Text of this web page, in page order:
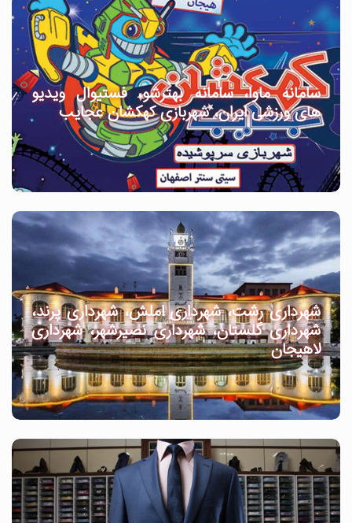
سامانه ماوا، سامانه بهترشو، فستیوال ویدیو
های ورزشی ایران، شهربازی کهکشان عجایب
شهرداری رشت، شهرداری املش، شهرداری پرند،
شهرداری گلستان، شهرداری نصیرشهر، شهرداری
لاهیجان